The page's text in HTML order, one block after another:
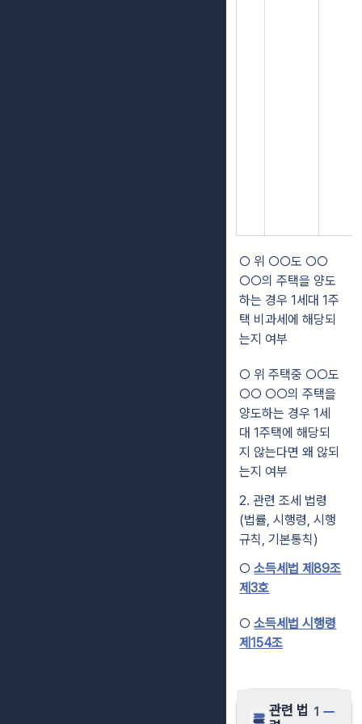
○ 위 ○○도 ○○
○○의 주택을 양도
하는 경우 1세대 1주
택 비과세에 해당되
는지 여부
○ 위 주택중 ○○도
○○ ○○의 주택을
양도하는 경우 1세
대 1주택에 해당되
지 않는다면 왜 않되
는지 여부
2. 관련 조세 법령
(법률, 시행령, 시행
규칙, 기본통칙)
○소득세법 제89조
제3호
○소득세법 시행령
제154조
관련 법 1